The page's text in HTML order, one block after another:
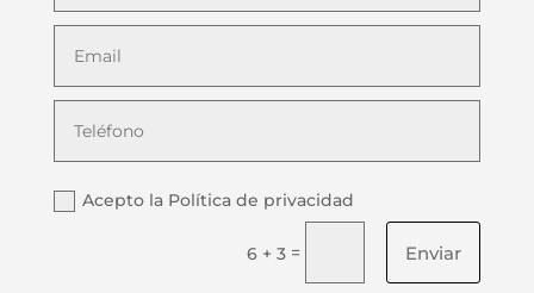
Acepto la Política de privacidad
6 + 3 = Enviar